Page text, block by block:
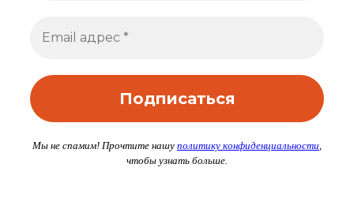
Мы не спамим! Прочтите нашу политику конфиденциальности
чтобы узнать больше.